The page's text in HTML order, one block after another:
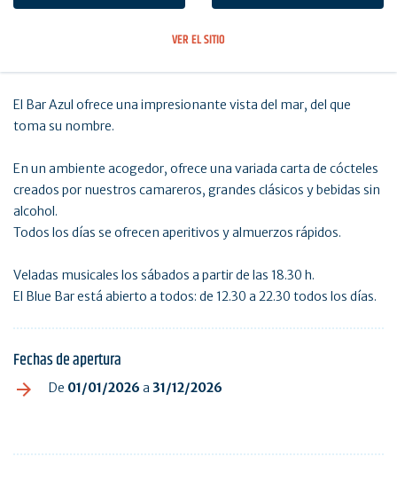
VER EL SITIO
El Bar Azul ofrece una impresionante vista del mar, del que
toma su nombre.
En un ambiente acogedor, ofrece una variada carta de cócteles
creados por nuestros camareros, grandes clásicos y bebidas sin
alcohol.
Todos los días se ofrecen aperitivos y almuerzos rápidos.
Veladas musicales los sábados a partir de las 18.30 h.
El Blue Bar está abierto a todos: de 12.30 a 22.30 todos los días.
Fechas de apertura
De 01/01/2026 a 31/12/2026